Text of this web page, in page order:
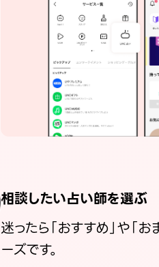
相談したい占い師を選ぶ
迷ったら「おすすめ」や「
ーズです。